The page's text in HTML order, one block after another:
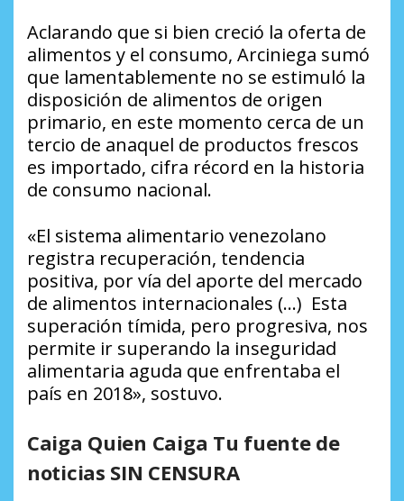
Aclarando que si bien creció la oferta de
alimentos y el consumo, Arciniega sumó
que lamentablemente no se estimuló la
disposición de alimentos de origen
primario, en este momento cerca de un
tercio de anaquel de productos frescos
es importado, cifra récord en la historia
de consumo nacional.
«El sistema alimentario venezolano
registra recuperación, tendencia
positiva, por vía del aporte del mercado
de alimentos internacionales (…) Esta
superación tímida, pero progresiva, nos
permite ir superando la inseguridad
alimentaria aguda que enfrentaba el
país en 2018», sostuvo.
Caiga Quien Caiga Tu fuente de
noticias SIN CENSURA